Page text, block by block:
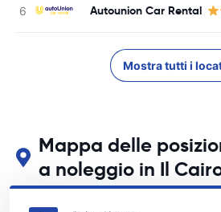
Autounion Car Rental
Mostra tutti i
Mappa delle
a noleggio in Il
Guarda le nostre principali sedi di